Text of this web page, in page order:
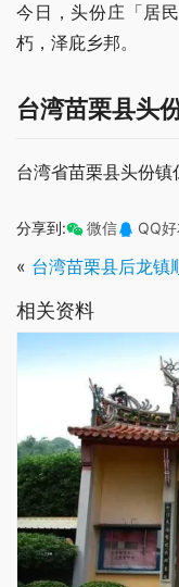
今日，头份庄「居
朽，泽庇乡邦。
台湾苗栗县头
台湾省苗栗县头份
分享到: 微信 QQ
« 台湾苗栗县后龙镇
相关资料